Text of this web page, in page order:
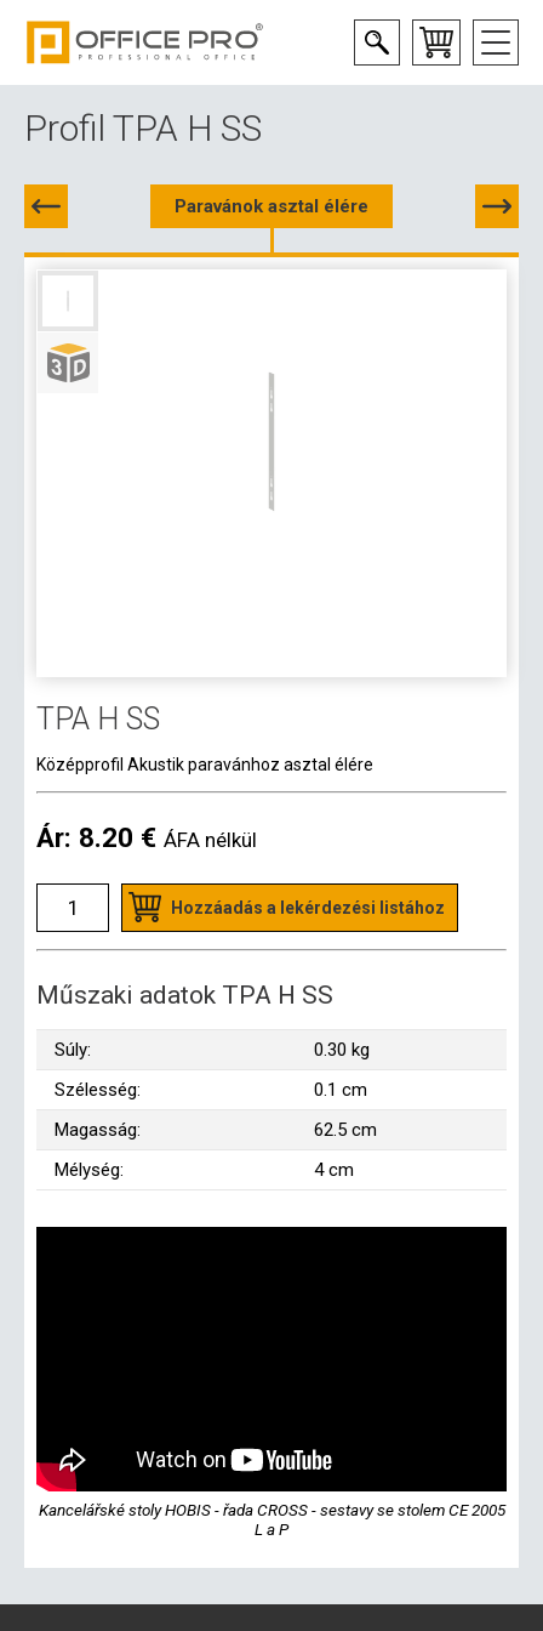
Profil TPA H SS
Paravánok asztal élére
TPA H SS
Középprofil Akustik paravánhoz asztal élére
Ár: 8.20 € ÁFA nélkül
Hozzáadás a lekérdezési listához
Műszaki adatok TPA H SS
Súly:
0.30 kg
Szélesség:
0.1 cm
Magasság:
62.5 cm
Mélység:
4 cm
Kancelářské stoly HOBIS - řada CROSS - sestavy se stolem CE 2005
L a P